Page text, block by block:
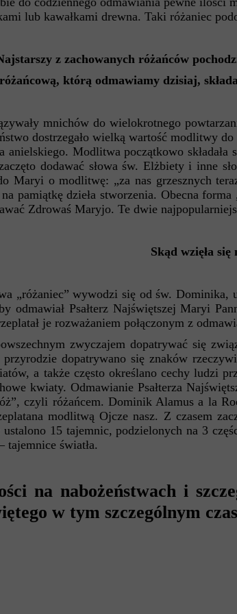
lub kawałkami drewna. Taki różaniec
z zachowanych różańców
którą odmawiamy dzisiaj,
mnichów do wielokrotnego
dostrzegało wielką wartość modlitwy
Modlitwa początkowo składała
dodawać słowa św. Elżbiety i inne
Maryi o modlitwę: „za nas grzesznych
pamiątkę dzieła stworzenia. Obecna
Zdrowaś Maryjo. Te dwie
Skąd wzięła
„różaniec” wywodzi się od św. Dominika,
odmawiał Psałterz Najświętszej Maryi
je rozważaniem połączonym z
zwyczajem dopatrywać się
dopatrywano się znaków
a także często określano cechy ludzi
kwiaty. Odmawianie Psałterza
czyli różańcem. Dominik Alamus a la
modlitwą Ojcze nasz. Z czasem
15 tajemnic, podzielonych na 3
tajemnice światła.
na nabożeństwach i
w tym szczególnym